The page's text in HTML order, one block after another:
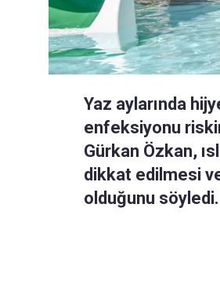
Yaz aylarında
enfeksiyonu
Gürkan Özkan,
dikkat edilmesi
olduğunu söyledi.